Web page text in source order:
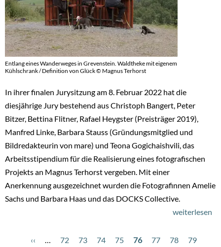
Entlang eines Wanderweges in Grevenstein. Waldtheke mit eigenem
Kühlschrank / Definition von Glück © Magnus Terhorst
In ihrer finalen Jurysitzung am 8. Februar 2022 hat die
diesjährige Jury bestehend aus Christoph Bangert, Peter
Bitzer, Bettina Flitner, Rafael Heygster (Preisträger 2019),
Manfred Linke, Barbara Stauss (Gründungsmitglied und
Bildredakteurin von mare) und Teona Gogichaishvili, das
Arbeitsstipendium für die Realisierung eines fotografischen
Projekts an Magnus Terhorst vergeben. Mit einer
Anerkennung ausgezeichnet wurden die Fotografinnen Amelie
Sachs und Barbara Haas und das DOCKS Collective.
weiterlesen
Seitennummerierung
Vorherige
‹‹ Page
72 Page
73 Page
74 Page
75
Aktuelle
76 Page
77 Page
78 Page
79